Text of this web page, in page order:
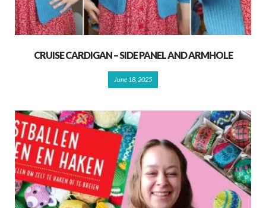
CRUISE CARDIGAN – SIDE PANEL AND ARMHOLE
June 18, 2025